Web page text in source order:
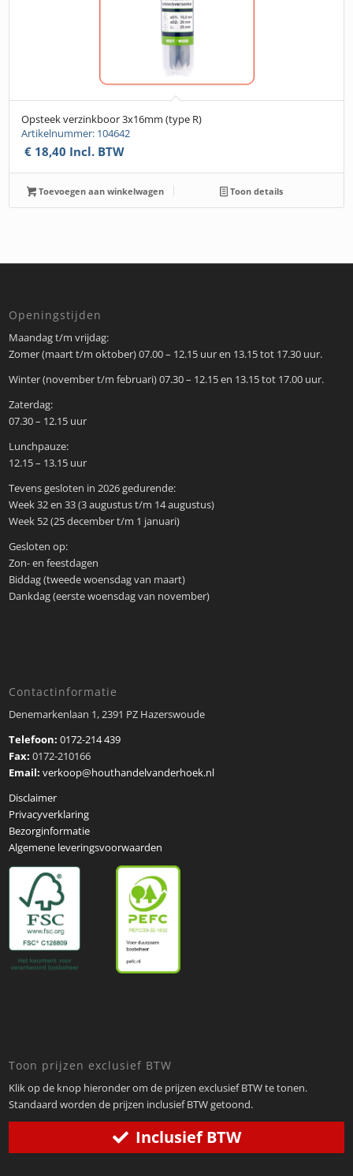
Opsteek verzinkboor 3x16mm (type R)
Artikelnummer: 104642
€ 18,40 Incl. BTW
Toevoegen aan winkelwagen Toon details
Openingstijden
Maandag t/m vrijdag:
Zomer (maart t/m oktober) 07.00 – 12.15 uur en 13.15 tot 17.30 uur.
Winter (november t/m februari) 07.30 – 12.15 en 13.15 tot 17.00 uur.
Zaterdag:
07.30 – 12.15 uur
Lunchpauze:
12.15 – 13.15 uur
Tevens gesloten in 2026 gedurende:
Week 32 en 33 (3 augustus t/m 14 augustus)
Week 52 (25 december t/m 1 januari)
Gesloten op:
Zon- en feestdagen
Biddag (tweede woensdag van maart)
Dankdag (eerste woensdag van november)
Contactinformatie
Denemarkenlaan 1, 2391 PZ Hazerswoude
Telefoon:0172-214 439
Fax:0172-210166
Email: verkoop@houthandelvanderhoek.nl
Disclaimer
Privacyverklaring
Bezorginformatie
Algemene leveringsvoorwaarden
Toon prijzen exclusief BTW
Klik op de knop hieronder om de prijzen exclusief BTW te tonen.
Standaard worden de prijzen inclusief BTW getoond.
Inclusief BTW